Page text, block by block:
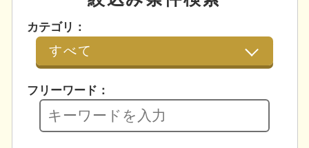
カテゴリ：
フリーワード：